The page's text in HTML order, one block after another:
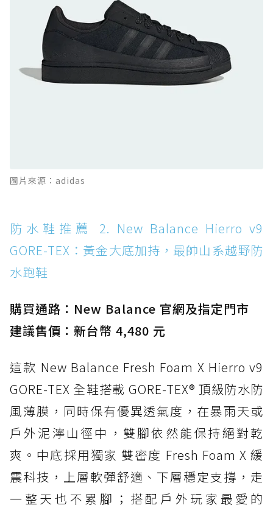
防水鞋推薦 10. PUMA Voyage NITRO™ 4
GORE-TEX：氮氣中底注入，回彈與防滑兼具的
全天候越野跑鞋
防水鞋推薦 11. On Cloudhorizon 2 WP：腳
感軟彈、搭載 Missiongrip™ 的防水輕越野鞋
Boot：馬汀首款雨靴登場，經典八孔加上全防
防水鞋推薦 14. SKECHERS BADGER
WATERPROOF：一踩即穿懶人神器！搭載固特
異大底與全防水厚底健走鞋
防水鞋推薦 15. Brooks Cascadia 19 GTX：注
圖片來源：adidas
防水鞋推薦 2. New Balance Hierro v9
GORE-TEX：黃金大底加持，最帥山系越野防
水跑鞋
購買通路：New Balance 官網及指定門市
建議售價：新台幣 4,480 元
這款 New Balance Fresh Foam X Hierro v9
GORE-TEX 全鞋搭載 GORE-TEX® 頂級防水防
風薄膜，同時保有優異透氣度，在暴雨天或
戶外泥濘山徑中，雙腳依然能保持絕對乾
爽。中底採用獨家 雙密度 Fresh Foam X 緩
震科技，上層軟彈舒適、下層穩定支撐，走
一整天也不累腳；搭配戶外玩家最愛的